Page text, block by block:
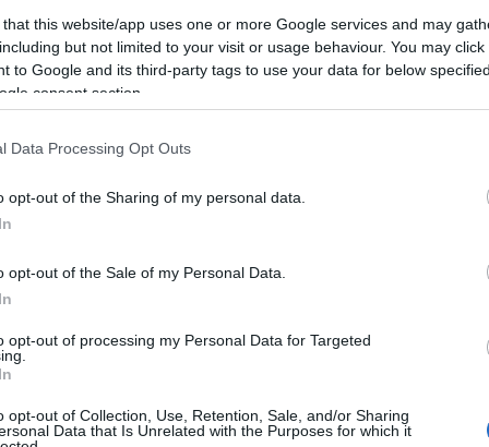
that this website/app uses one or more Google services and may
but not limited to your visit or usage behaviour. You may
to Google and its third-party tags to use your data for below
consent section.
Data Processing Opt Outs
opt-out of the Sharing of my personal data.
opt-out of the Sale of my Personal Data.
opt-out of processing my Personal Data for Targeted
opt-out of Collection, Use, Retention, Sale, and/or Sharing
Data that Is Unrelated with the Purposes for which it
, εστιάζει, μιλώντας στην «Π», στα
θα αποτελεί μια ιδιαίτερα σημαντική
κόσμο γενικότερα. Η αξία του έγκειται όχι μόνο στη
προσέγγισε παγκόσμια ζητήματα με ανθρωπιά,
από τα στερεότυπα που συνδέονταν με το παπικό
αποφεύγοντας την πολυτέλεια και δίνοντας
φτωχούς, τους μετανάστες και τους αποκλεισμένους,
προβλήματα».